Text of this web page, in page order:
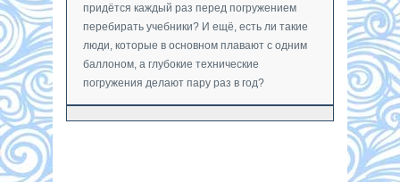
придётся каждый раз перед погружением
перебирать учебники? И ещё, есть ли такие
люди, которые в основном плавают с одним
баллоном, а глубокие технические
погружения делают пару раз в год?